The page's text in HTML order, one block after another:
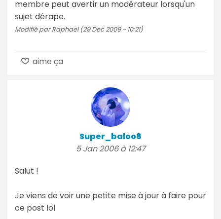
membre peut avertir un modérateur lorsqu'un
sujet dérape.
Modifié par Raphael (29 Dec 2009 - 10:21)
aime ça
Super_baloo8
5 Jan 2006 à 12:47
Salut !
Je viens de voir une petite mise à jour à faire pour
ce post lol